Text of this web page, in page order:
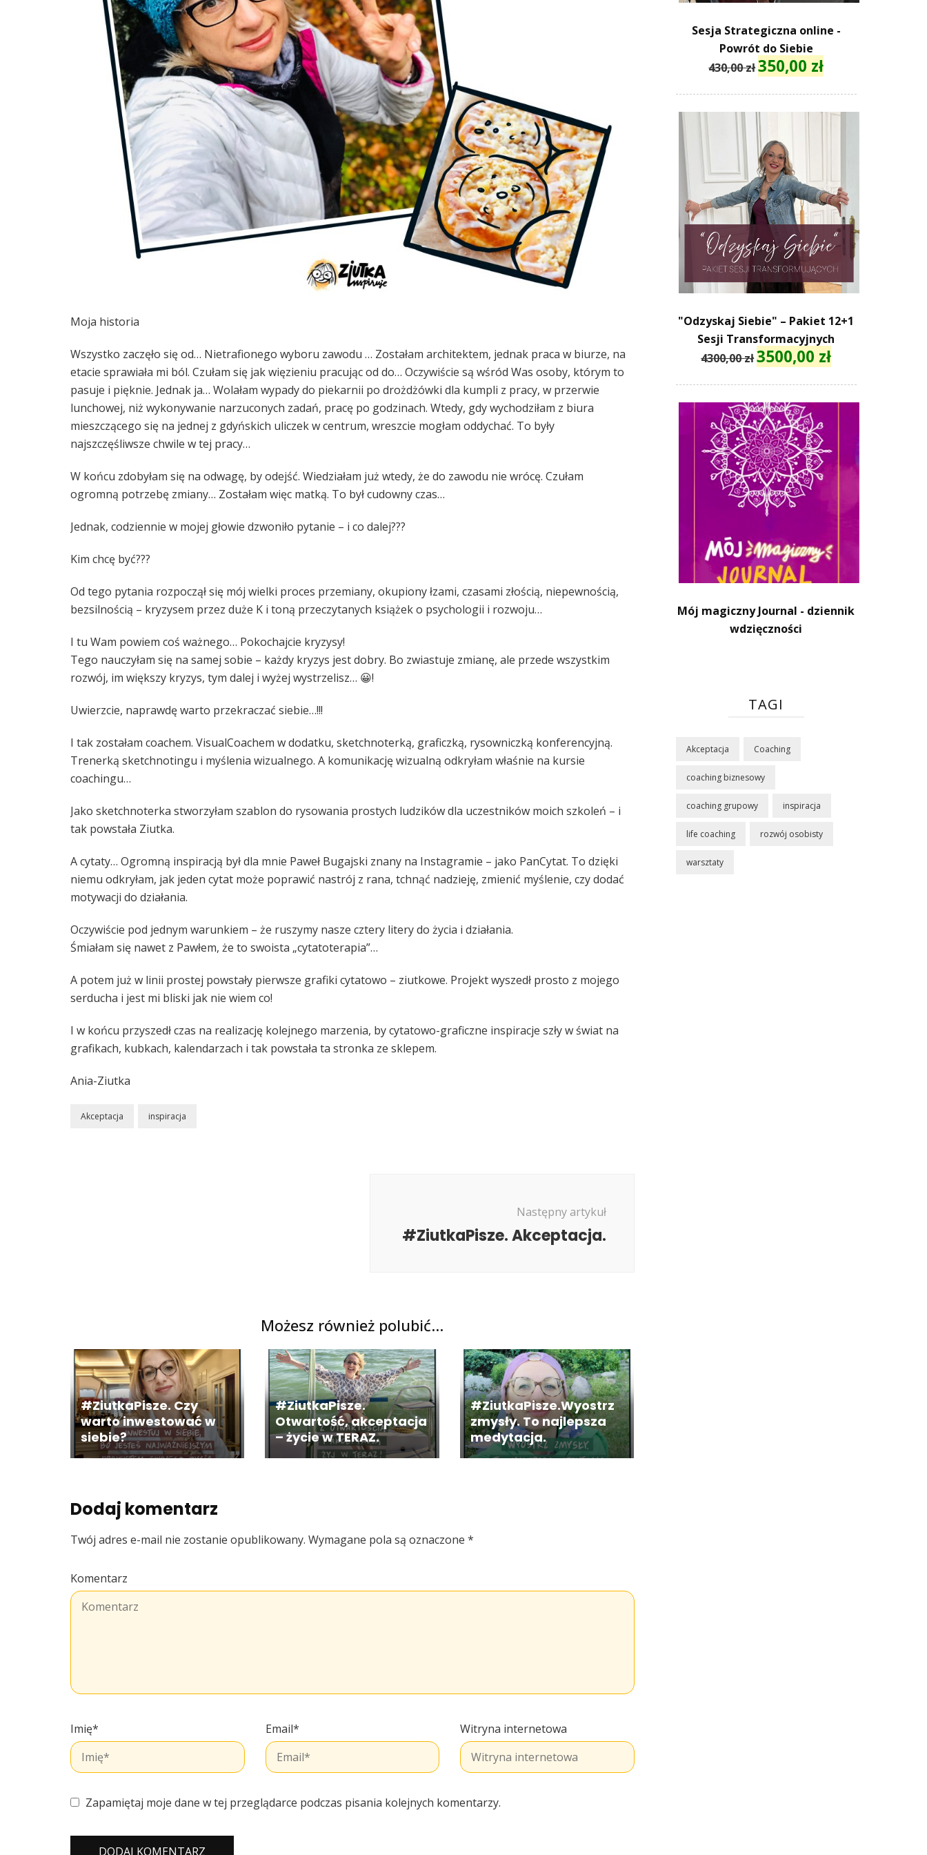
Moja historia
Wszystko zaczęło się od… Nietrafionego wyboru zawodu … Zostałam architektem, jednak praca w biurze, na
etacie sprawiała mi ból. Czułam się jak więzieniu pracując od do… Oczywiście są wśród Was osoby, którym to
pasuje i pięknie. Jednak ja… Wolałam wypady do piekarnii po drożdżówki dla kumpli z pracy, w przerwie
lunchowej, niż wykonywanie narzuconych zadań, pracę po godzinach. Wtedy, gdy wychodziłam z biura
mieszczącego się na jednej z gdyńskich uliczek w centrum, wreszcie mogłam oddychać. To były
najszczęśliwsze chwile w tej pracy…
W końcu zdobyłam się na odwagę, by odejść. Wiedziałam już wtedy, że do zawodu nie wrócę. Czułam
ogromną potrzebę zmiany… Zostałam więc matką. To był cudowny czas…
Jednak, codziennie w mojej głowie dzwoniło pytanie – i co dalej???
Kim chcę być???
Od tego pytania rozpoczął się mój wielki proces przemiany, okupiony łzami, czasami złością, niepewnością,
bezsilnością – kryzysem przez duże K i toną przeczytanych książek o psychologii i rozwoju…
I tu Wam powiem coś ważnego… Pokochajcie kryzysy!
Tego nauczyłam się na samej sobie – każdy kryzys jest dobry. Bo zwiastuje zmianę, ale przede wszystkim
rozwój, im większy kryzys, tym dalej i wyżej wystrzelisz… 😀!
Uwierzcie, naprawdę warto przekraczać siebie…!!!
I tak zostałam coachem. VisualCoachem w dodatku, sketchnoterką, graficzką, rysowniczką konferencyjną.
Trenerką sketchnotingu i myślenia wizualnego. A komunikację wizualną odkryłam właśnie na kursie
coachingu…
Jako sketchnoterka stworzyłam szablon do rysowania prostych ludzików dla uczestników moich szkoleń – i
tak powstała Ziutka.
A cytaty… Ogromną inspiracją był dla mnie Paweł Bugajski znany na Instagramie – jako PanCytat. To dzięki
niemu odkryłam, jak jeden cytat może poprawić nastrój z rana, tchnąć nadzieję, zmienić myślenie, czy dodać
motywacji do działania.
Oczywiście pod jednym warunkiem – że ruszymy nasze cztery litery do życia i działania.
Śmiałam się nawet z Pawłem, że to swoista „cytatoterapia”…
A potem już w linii prostej powstały pierwsze grafiki cytatowo – ziutkowe. Projekt wyszedł prosto z mojego
serducha i jest mi bliski jak nie wiem co!
I w końcu przyszedł czas na realizację kolejnego marzenia, by cytatowo-graficzne inspiracje szły w świat na
grafikach, kubkach, kalendarzach i tak powstała ta stronka ze sklepem.
Ania-Ziutka
Akceptacja inspiracja
Następny artykuł
#ZiutkaPisze. Akceptacja.
Możesz również polubić…
#ZiutkaPisze. Czy
warto inwestować w
siebie?
#ZiutkaPisze.
Otwartość, akceptacja
– życie w TERAZ.
#ZiutkaPisze.Wyostrz
zmysły. To najlepsza
medytacja.
Dodaj komentarz
Twój adres e-mail nie zostanie opublikowany. Wymagane pola są oznaczone *
Komentarz
Imię* Email* Witryna internetowa
Zapamiętaj moje dane w tej przeglądarce podczas pisania kolejnych komentarzy.
Sesja Strategiczna online -
Powrót do Siebie
430,00złPierwotna
430,00 zł.
350,00 złAktualna
350,00 zł.
"Odzyskaj Siebie" – Pakiet 12+1
Sesji Transformacyjnych
4300,00złPierwotna
4300,00 zł.
3500,00 złAktualna
Mój magiczny Journal - dziennik
wdzięczności
TAGI
Akceptacja Coaching
coaching biznesowy
coaching grupowy inspiracja
life coaching rozwój osobisty
warsztaty